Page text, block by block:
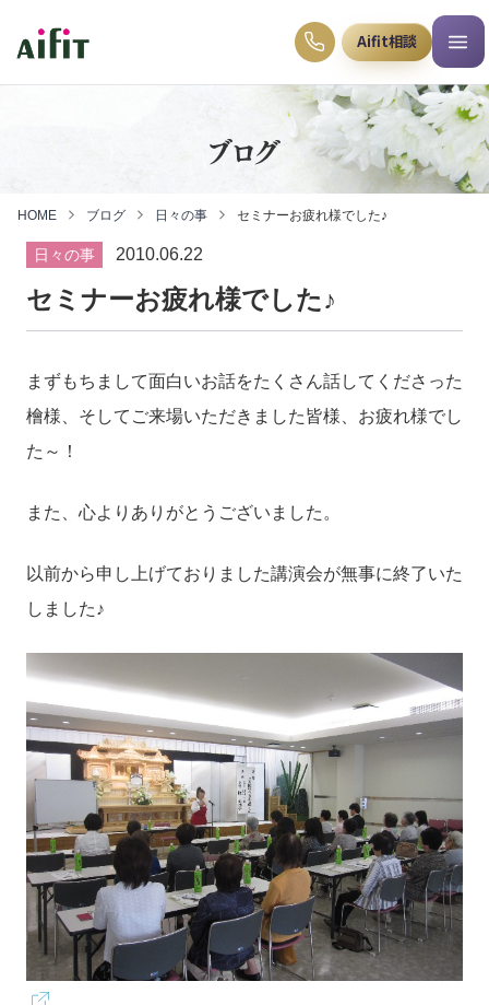
Aifit相談
ブログ
HOME ブログ 日々の事 セミナーお疲れ様でした♪
日々の事 2010.06.22
セミナーお疲れ様でした♪
まずもちまして面白いお話をたくさん話してくださった
檜様、そしてご来場いただきました皆様、お疲れ様でし
た～！
また、心よりありがとうございました。
以前から申し上げておりました講演会が無事に終了いた
しました♪